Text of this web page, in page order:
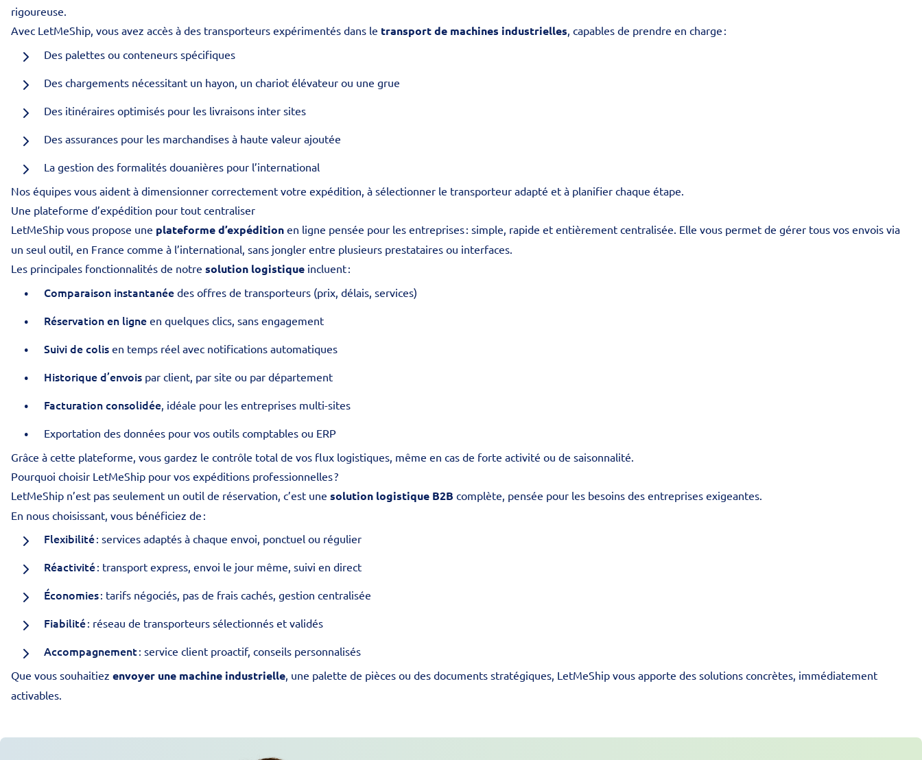
rigoureuse.
Avec LetMeShip, vous avez accès à des transporteurs expérimentés dans le transport de machines industrielles, capables de prendre en charge :
Des palettes ou conteneurs spécifiques
Des chargements nécessitant un hayon, un chariot élévateur ou une grue
Des itinéraires optimisés pour les livraisons inter sites
Des assurances pour les marchandises à haute valeur ajoutée
La gestion des formalités douanières pour l’international
Nos équipes vous aident à dimensionner correctement votre expédition, à sélectionner le transporteur adapté et à planifier chaque étape.
Une plateforme d’expédition pour tout centraliser
LetMeShip vous propose une plateforme d’expédition en ligne pensée pour les entreprises : simple, rapide et entièrement centralisée. Elle vous permet de gérer tous vos envois via
un seul outil, en France comme à l’international, sans jongler entre plusieurs prestataires ou interfaces.
Les principales fonctionnalités de notre solution logistique incluent :
Comparaison instantanée des offres de transporteurs (prix, délais, services)
Réservation en ligne en quelques clics, sans engagement
Suivi de colis en temps réel avec notifications automatiques
Historique d’envois par client, par site ou par département
Facturation consolidée, idéale pour les entreprises multi-sites
Exportation des données pour vos outils comptables ou ERP
Grâce à cette plateforme, vous gardez le contrôle total de vos flux logistiques, même en cas de forte activité ou de saisonnalité.
Pourquoi choisir LetMeShip pour vos expéditions professionnelles ?
LetMeShip n’est pas seulement un outil de réservation, c’est une solution logistique B2B complète, pensée pour les besoins des entreprises exigeantes.
En nous choisissant, vous bénéficiez de :
Flexibilité: services adaptés à chaque envoi, ponctuel ou régulier
Réactivité: transport express, envoi le jour même, suivi en direct
Économies: tarifs négociés, pas de frais cachés, gestion centralisée
Fiabilité: réseau de transporteurs sélectionnés et validés
Accompagnement: service client proactif, conseils personnalisés
Que vous souhaitiez envoyer une machine industrielle, une palette de pièces ou des documents stratégiques, LetMeShip vous apporte des solutions concrètes, immédiatement
activables.